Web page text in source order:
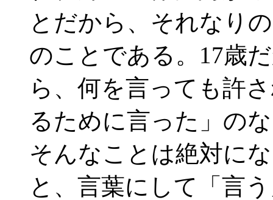
とだから、それなり
のことである。17歳
ら、何を言っても許
るために言った」の
そんなことは絶対に
と、言葉にして「言